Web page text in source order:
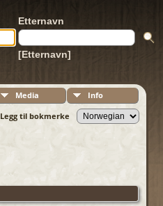
Etternavn
[Etternavn]
Media Info
Legg til bokmerke